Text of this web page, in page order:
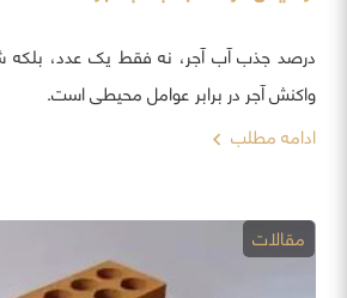
درصد جذب آب آجر، نه فقط یک عدد،
واکنش آجر در برابر عوامل محیطی است.
ادامه مطلب
مقالات